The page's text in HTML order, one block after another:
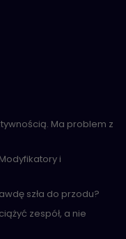
Ma problem z
i
szła do przodu?
zespół, a nie